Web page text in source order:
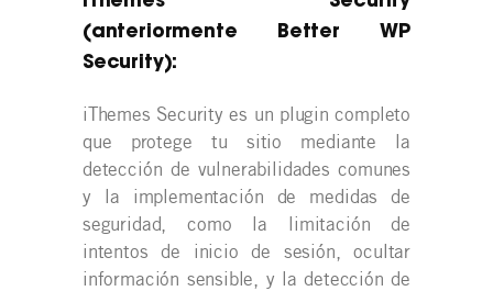
(anteriormente Better WP
Security):
iThemes Security es un plugin completo
que protege tu sitio mediante la
detección de vulnerabilidades comunes
y la implementación de medidas de
seguridad, como la limitación de
intentos de inicio de sesión, ocultar
información sensible, y la detección de